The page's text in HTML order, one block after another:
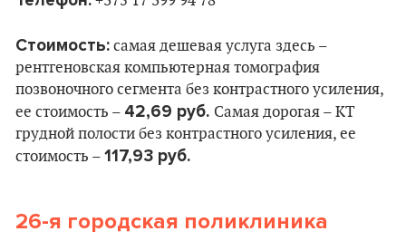
Стоимость: самая дешевая услуга здесь –
рентгеновская компьютерная томография
позвоночного сегмента без контрастного усиления,
ее стоимость – 42,69 руб. Самая дорогая – КТ
грудной полости без контрастного усиления, ее
стоимость – 117,93 руб.
26-я городская поликлиника